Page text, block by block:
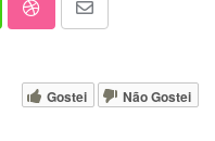
StumbleUpon
Share
Email
Gostei Não Gostei